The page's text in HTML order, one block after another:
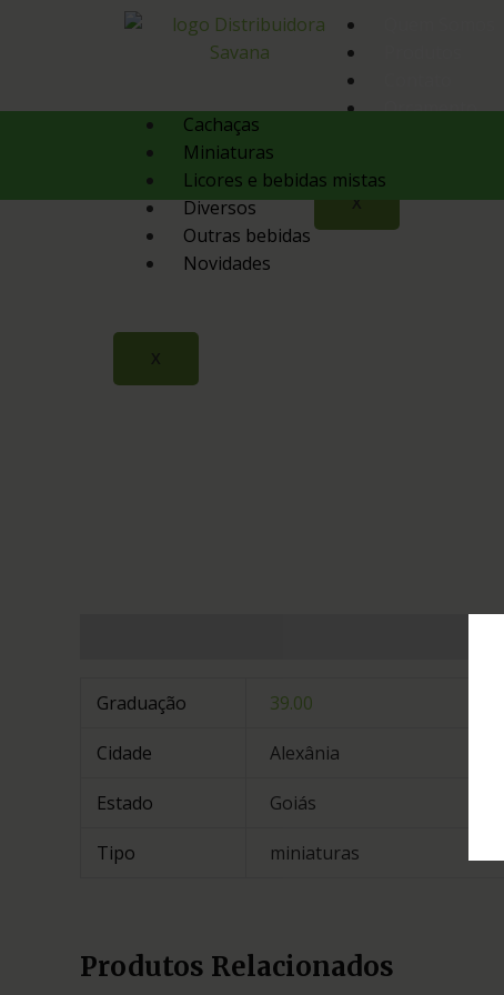
Orçamento
X
Cachaças
Miniaturas
Licores e bebidas mistas
Diversos
Outras bebidas
Novidades
X
Graduação 39.00
Cidade Alexânia
Estado Goiás
Tipo miniaturas
Produtos Relacionados